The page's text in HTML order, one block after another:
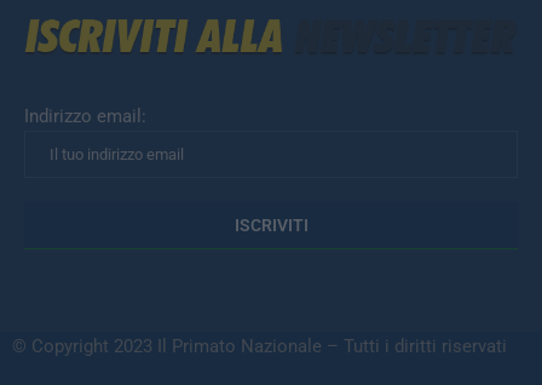
Indirizzo email:
© Copyright 2023 Il Primato Nazionale – Tutti i diritti riservati